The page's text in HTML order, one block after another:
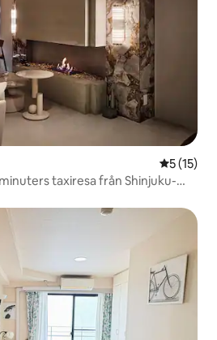
5 av 5 i
5 (15)
taxiresa från Shinjuku-